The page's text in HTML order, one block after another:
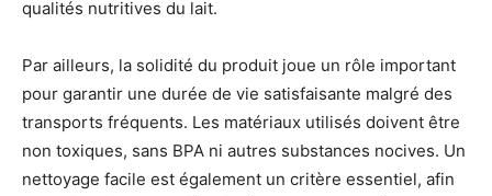
qualités nutritives du lait.
Par ailleurs, la solidité du produit joue un rôle important
pour garantir une durée de vie satisfaisante malgré des
transports fréquents. Les matériaux utilisés doivent être
non toxiques, sans BPA ni autres substances nocives. Un
nettoyage facile est également un critère essentiel, afin